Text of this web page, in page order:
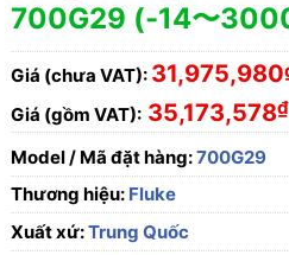
700G29 (-14〜
Giá (chưa VAT): 31,975,980
Giá (gồm VAT): 35,173,578₫
Model / Mã đặt hàng:700G29
Thương hiệu: Fluke
Xuất xứ:Trung Quốc